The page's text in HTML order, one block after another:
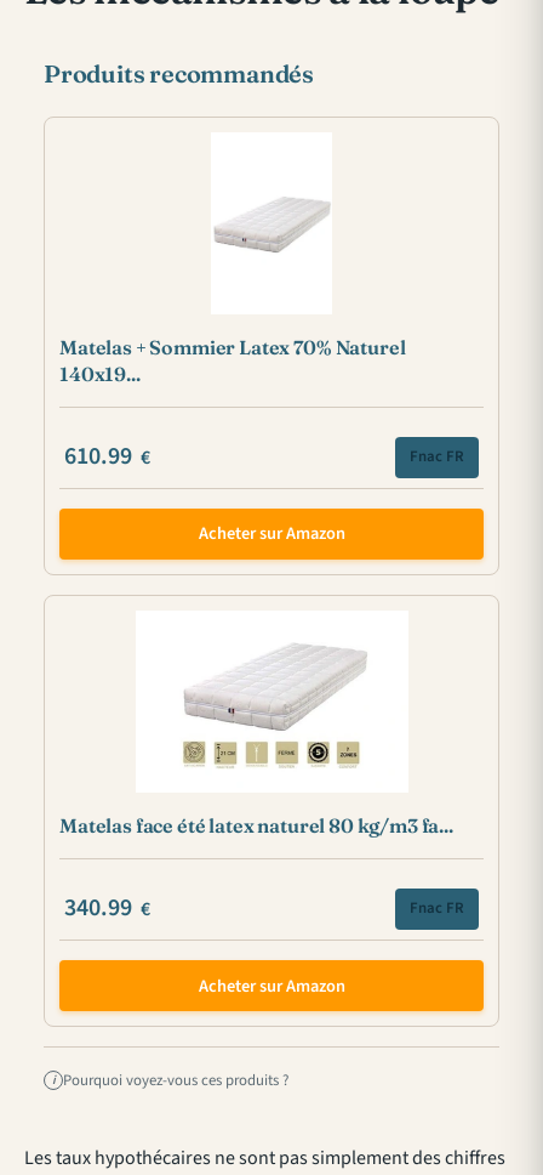
Produits recommandés
Matelas + Sommier Latex 70% Naturel
140x19...
610.99 € Fnac FR
Acheter sur Amazon
Matelas face été latex naturel 80 kg/m3 fa...
340.99 € Fnac FR
Acheter sur Amazon
i Pourquoi voyez-vous ces produits ?
Les taux hypothécaires ne sont pas simplement des chiffres